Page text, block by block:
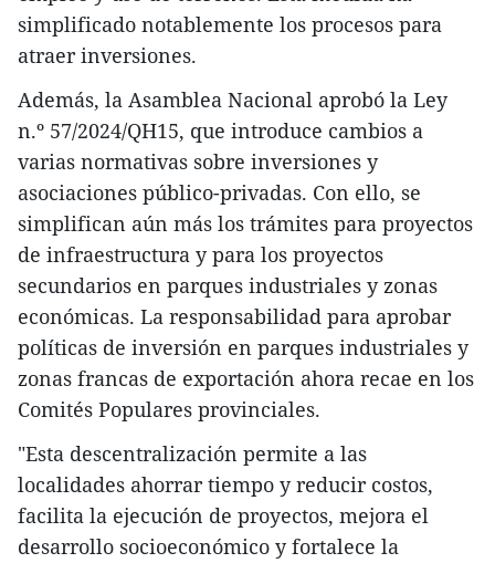
simplificado notablemente los procesos para
atraer inversiones.
Además, la Asamblea Nacional aprobó la Ley
n.º 57/2024/QH15, que introduce cambios a
varias normativas sobre inversiones y
asociaciones público-privadas. Con ello, se
simplifican aún más los trámites para proyectos
de infraestructura y para los proyectos
secundarios en parques industriales y zonas
económicas. La responsabilidad para aprobar
políticas de inversión en parques industriales y
zonas francas de exportación ahora recae en los
Comités Populares provinciales.
"Esta descentralización permite a las
localidades ahorrar tiempo y reducir costos,
facilita la ejecución de proyectos, mejora el
desarrollo socioeconómico y fortalece la